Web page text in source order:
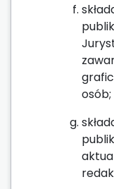
osób;